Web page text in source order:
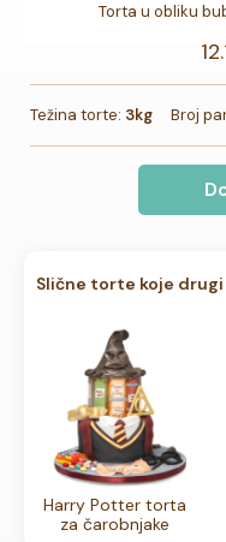
Torta u obliku
Težina torte: 3kg Broj
Slične torte koje
Harry Potter torta
za čarobnjake